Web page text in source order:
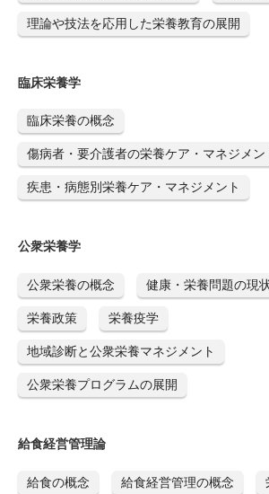
理論や技法を応用した栄養教育の展開
臨床栄養学
臨床栄養の概念
傷病者・要介護者の栄養ケア・マネジメン
疾患・病態別栄養ケア・マネジメント
公衆栄養学
公衆栄養の概念 健康・栄養問題の現
栄養政策 栄養疫学
地域診断と公衆栄養マネジメント
公衆栄養プログラムの展開
給食経営管理論
給食の概念 給食経営管理の概念